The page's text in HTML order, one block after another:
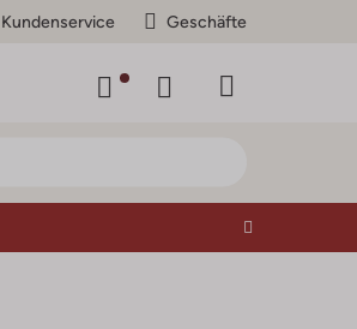
Kundenservice Geschäfte